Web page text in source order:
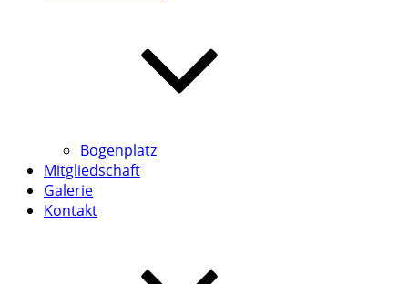
Bogenplatz
Mitgliedschaft
Galerie
Kontakt